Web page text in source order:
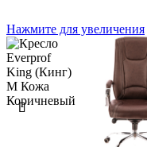
Нажмите для увеличения